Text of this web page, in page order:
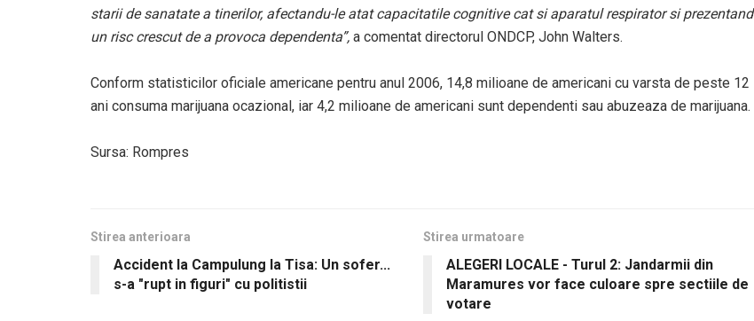
starii de sanatate a tinerilor, afectandu-le atat capacitatile cognitive cat si aparatul respirator si prezentand
un risc crescut de a provoca dependenta”, a comentat directorul ONDCP, John Walters.
Conform statisticilor oficiale americane pentru anul 2006, 14,8 milioane de americani cu varsta de peste 12
ani consuma marijuana ocazional, iar 4,2 milioane de americani sunt dependenti sau abuzeaza de marijuana.
Sursa: Rompres
Stirea anterioara
Accident la Campulung la Tisa: Un sofer...
s-a "rupt in figuri" cu politistii
Stirea urmatoare
ALEGERI LOCALE - Turul 2: Jandarmii din
Maramures vor face culoare spre sectiile de
votare